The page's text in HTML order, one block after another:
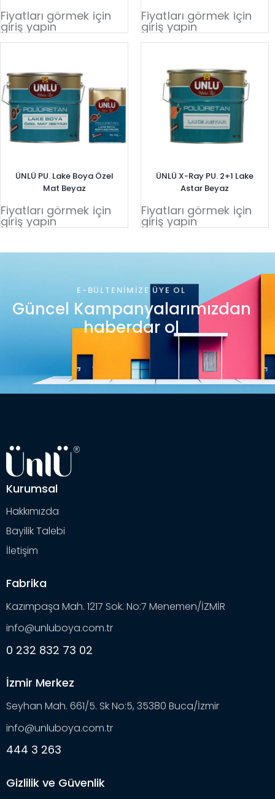
Fiyatları görmek için
giriş yapın
Fiyatları görmek için
giriş yapın
ÜNLÜ PU. Lake Boya Özel
Mat Beyaz
Fiyatları görmek için
giriş yapın
ÜNLÜ X-Ray PU. 2+1 Lake
Astar Beyaz
Fiyatları görmek için
giriş yapın
E-BÜLTENIMIZE ÜYE OL
Güncel Kampanyalarımızdan
haberdar ol
Kurumsal
Hakkımızda
Bayilik Talebi
İletişim
Fabrika
Kazımpaşa Mah. 1217 Sok. No:7 Menemen/İZMİR
info@unluboya.com.tr
0 232 832 73 02
İzmir Merkez
Seyhan Mah. 661/5. Sk No:5, 35380 Buca/İzmir
info@unluboya.com.tr
444 3 263
Gizlilik ve Güvenlik